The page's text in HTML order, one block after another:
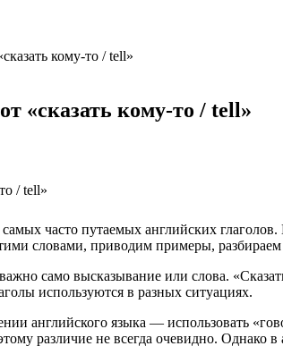
кому-то / tell»
«сказать кому-то / tell»
часто путаемых английских
словами, приводим примеры,
само высказывание или слова.
используются в разных ситуациях.
английского языка — использовать
различие не всегда очевидно. Однако